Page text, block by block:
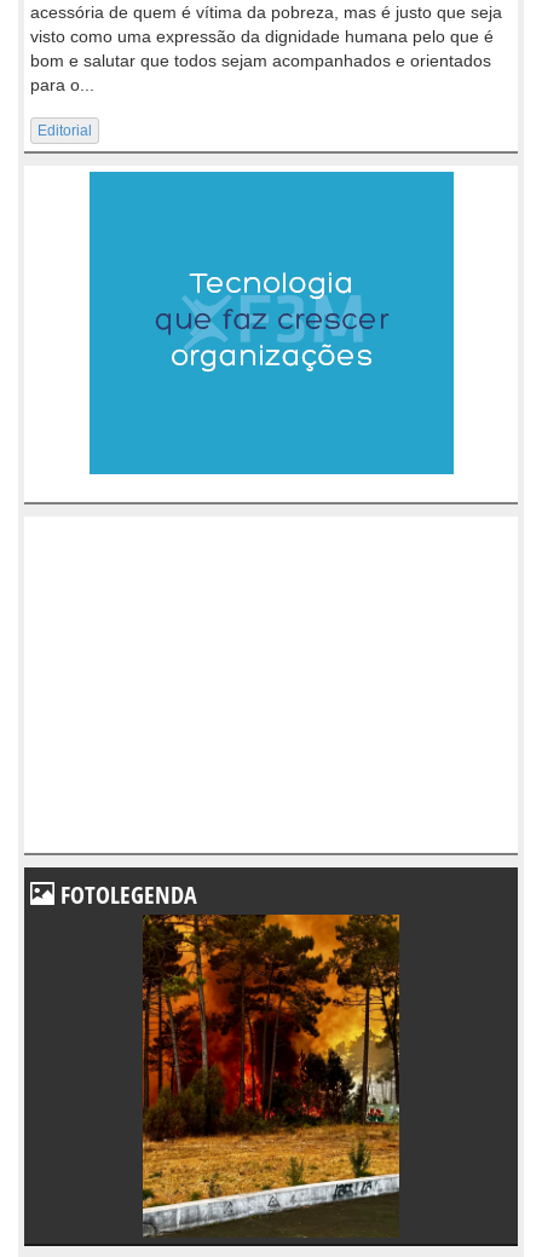
acessória de quem é vítima da pobreza, mas é justo que seja
visto como uma expressão da dignidade humana pelo que é
bom e salutar que todos sejam acompanhados e orientados
para o...
Editorial
FOTOLEGENDA